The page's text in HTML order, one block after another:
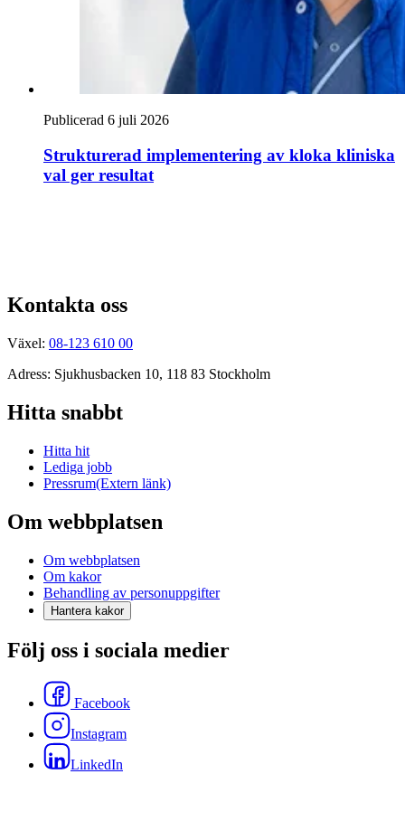
Publicerad 6 juli 2026
Strukturerad implementering av kloka kliniska
val ger resultat
Kontakta oss
Växel: 08-123 610 00
Adress: Sjukhusbacken 10, 118 83 Stockholm
Hitta snabbt
Hitta hit
Lediga jobb
Pressrum(Extern länk)
Om webbplatsen
Om webbplatsen
Om kakor
Behandling av personuppgifter
Hantera kakor
Följ oss i sociala medier
Facebook
Instagram
LinkedIn